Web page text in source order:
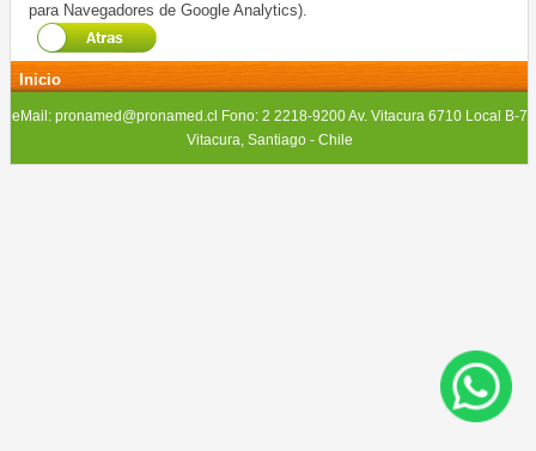
Contáctenos
Ubicación
de
para Navegadores de Google Analytics).
Inicio
eMail: pronamed@pronamed.cl Fono: 2 2218-9200 Av. Vitacura 6710 Local B-7
Vitacura, Santiago - Chile